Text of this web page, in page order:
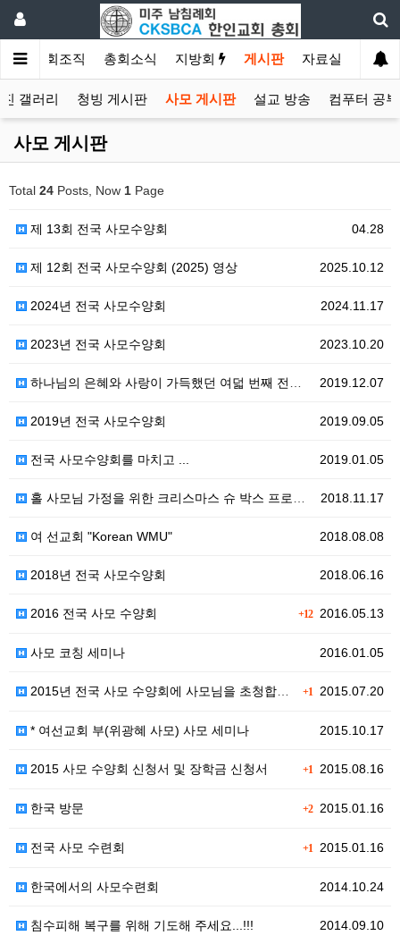
총회조직 총회소식 지방회 게시판 자료실
갤러리 청빙 게시판 사모 게시판 설교 방송 컴푸터 공
사모 게시판
Total 24 Posts, Now 1 Page
04.28
제 13회 전국 사모수양회
2025.10.12
제 12회 전국 사모수양회 (2025) 영상
2024.11.17
2024년 전국 사모수양회
2023.10.20
2023년 전국 사모수양회
2019.12.07
하나님의 은혜와 사랑이 가득했던 여덟 번째 전국 사모수양회
2019.09.05
2019년 전국 사모수양회
2019.01.05
전국 사모수양회를 마치고 ...
2018.11.17
홀 사모님 가정을 위한 크리스마스 슈 박스 프로젝트
2018.08.08
여 선교회 "Korean WMU"
2018.06.16
2018년 전국 사모수양회
+122016.05.13
2016 전국 사모 수양회
2016.01.05
사모 코칭 세미나
+1 2015.07.20
2015년 전국 사모 수양회에 사모님을 초청합니다.
2015.10.17
* 여선교회 부(위광혜 사모) 사모 세미나
+1 2015.08.16
2015 사모 수양회 신청서 및 장학금 신청서
+22015.01.16
한국 방문
+1 2015.01.16
전국 사모 수련회
2014.10.24
한국에서의 사모수련회
2014.09.10
침수피해 복구를 위해 기도해 주세요...!!!